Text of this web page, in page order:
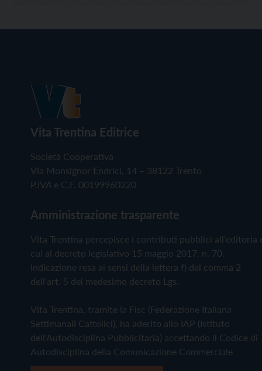
Vita Trentina Editrice
Società Cooperativa
Via Monsignor Endrici, 14 – 38122 Trento
P.IVA e C.F. 00199960220
Amministrazione trasparente
Vita Trentina percepisce i contributi pubblici all'editoria
cui al decreto legislativo 15 maggio 2017, n. 70.
Indicazione resa ai sensi della lettera f) del comma 2
dell'art. 5 del medesimo decreto Lgs.
Vita Trentina, tramite la Fisc (Federazione Italiana
Settimanali Cattolici), ha aderito allo IAP (Istituto
dell'Autodisciplina Pubblicitaria) accettando il Codice di
Autodisciplina della Comunicazione Commerciale